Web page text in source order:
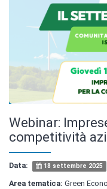
Webinar:
competitività
Data: 18 settembre 2025
Area tematica: Green